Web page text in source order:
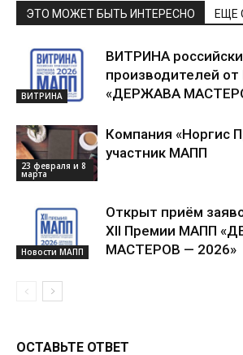
ЭТО МОЖЕТ БЫТЬ ИНТЕРЕСНО ЕЩЕ
ВИТРИНА
ВИТРИНА
производителей
«ДЕРЖАВА
23 февраля и 8
марта
Компания «Норгис
участник МАПП
Новости МАПП
Открыт приём
XII Премии МАПП
МАСТЕРОВ — 2026»
ОСТАВЬТЕ ОТВЕТ